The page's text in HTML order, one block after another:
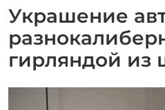
Украшение
гирляндой из